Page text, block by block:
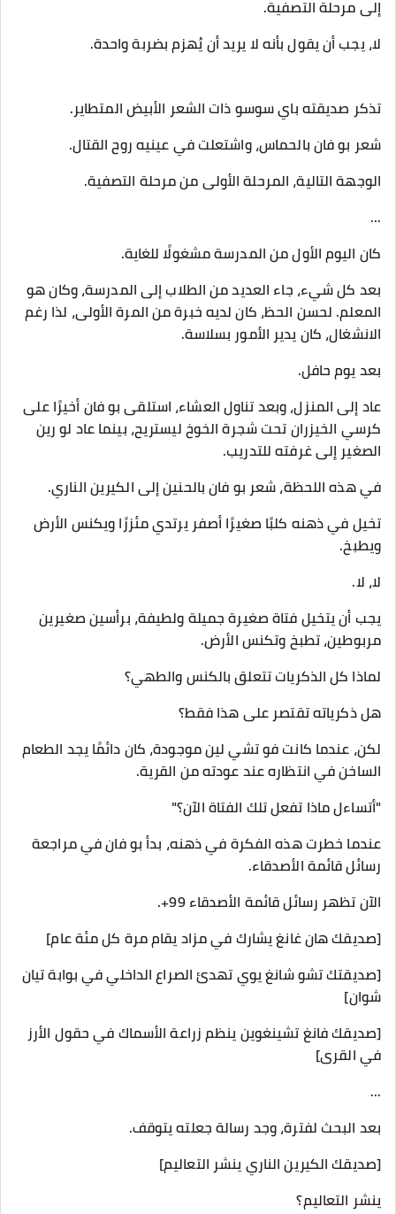
إلى مرحلة التصفية.
لا، يجب أن يقول بأنه لا يريد أن يُهزم بضربة واحدة.
تذكر صديقته باي سوسو ذات الشعر الأبيض المتطاير.
شعر بو فان بالحماس، واشتعلت في عينيه روح القتال.
الوجهة التالية، المرحلة الأولى من مرحلة التصفية.
...
كان اليوم الأول من المدرسة مشغولًا للغاية.
بعد كل شيء، جاء العديد من الطلاب إلى المدرسة، وكان هو
المعلم. لحسن الحظ، كان لديه خبرة من المرة الأولى، لذا رغم
الانشغال، كان يدير الأمور بسلاسة.
بعد يوم حافل.
عاد إلى المنزل، وبعد تناول العشاء، استلقى بو فان أخيرًا على
كرسي الخيزران تحت شجرة الخوخ ليستريح، بينما عاد لو رين
الصغير إلى غرفته للتدريب.
في هذه اللحظة، شعر بو فان بالحنين إلى الكيرين الناري.
تخيل في ذهنه كلبًا صغيرًا أصفر يرتدي مئزرًا ويكنس الأرض
ويطبخ.
لا، لا.
يجب أن يتخيل فتاة صغيرة جميلة ولطيفة، برأسين صغيرين
مربوطين، تطبخ وتكنس الأرض.
لماذا كل الذكريات تتعلق بالكنس والطهي؟
هل ذكرياته تقتصر على هذا فقط؟
لكن، عندما كانت فو تشي لين موجودة، كان دائمًا يجد الطعام
الساخن في انتظاره عند عودته من القرية.
"أتساءل ماذا تفعل تلك الفتاة الآن؟"
عندما خطرت هذه الفكرة في ذهنه، بدأ بو فان في مراجعة
رسائل قائمة الأصدقاء.
الآن تظهر رسائل قائمة الأصدقاء 99+.
[صديقك هان غانغ يشارك في مزاد يقام مرة كل مئة عام]
[صديقتك تشو شانغ يوي تهدئ الصراع الداخلي في بوابة تيان
شوان]
[صديقك فانغ تشينغوين ينظم زراعة الأسماك في حقول الأرز
في القرى]
...
بعد البحث لفترة، وجد رسالة جعلته يتوقف.
[صديقك الكيرين الناري ينشر التعاليم]
ينشر التعاليم؟